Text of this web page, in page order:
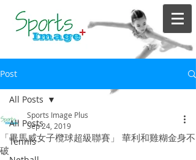
Post
All Posts
Tennis
All Posts
「畢馬威女子欖球超級聯賽」 華利和雞糊金身不
破
Sports Image Plus
Sep 24, 2019